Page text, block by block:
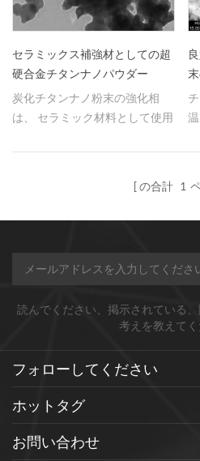
セラミックス補強材としての超
硬合金チタンナノパウダー
炭化チタンナノ粉末の強化相
は、 セラミック材料として使用
するのに有効な金属 セラミック
の合計 1
読んでください、掲示されている
考えを教えてく
フォローしてください
ホットタグ
お問い合わせ